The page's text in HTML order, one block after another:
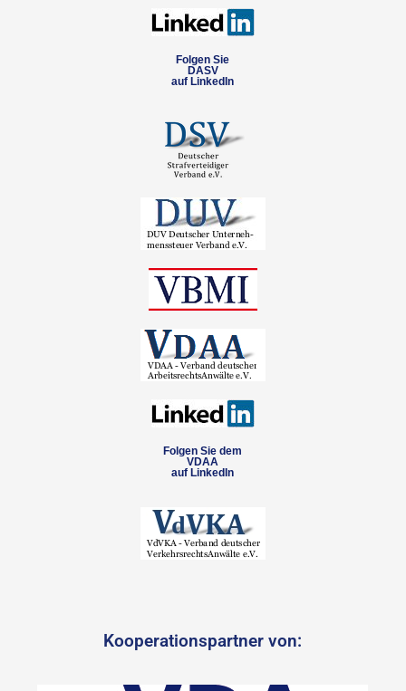
Folgen Sie
DASV
auf LinkedIn
Folgen Sie dem
VDAA
auf LinkedIn
Kooperationspartner von: